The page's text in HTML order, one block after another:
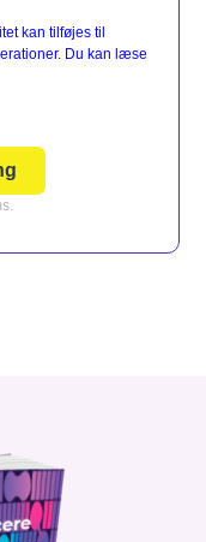
kan tilføjes til
Du kan læse